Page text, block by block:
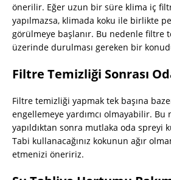
önerilir. Eğer uzun bir süre klima iç
yapılmazsa, klimada koku ile birlikte
görülmeye başlanır. Bu nedenle filtre
üzerinde durulması gereken bir
Filtre Temizliği Sonrası
Filtre temizliği yapmak tek başına
engellemeye yardımcı olmayabilir.
yapıldıktan sonra mutlaka oda spreyi
Tabi kullanacağınız kokunun ağır
etmenizi öneririz.